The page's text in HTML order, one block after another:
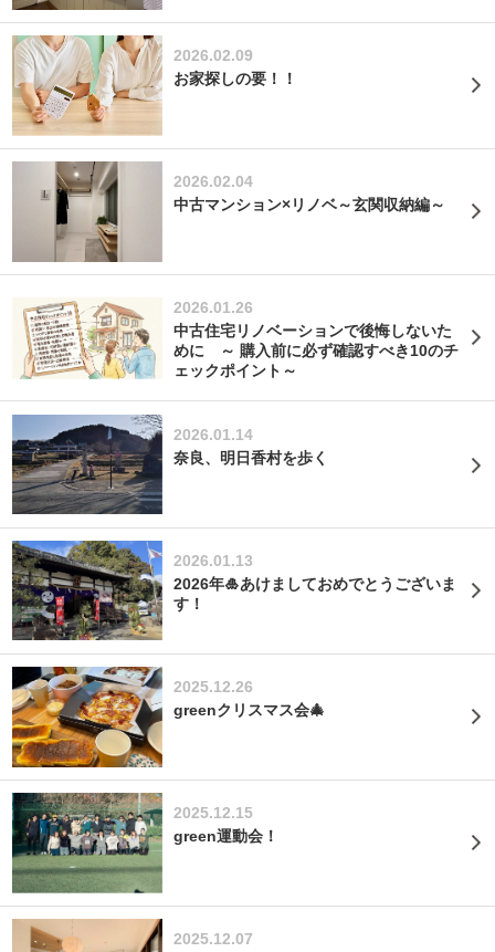
2026.02.09
お家探しの要！！
2026.02.04
中古マンション×リノベ～玄関収納編～
2026.01.26
中古住宅リノベーションで後悔しないた
めに ～ 購入前に必ず確認すべき10のチ
ェックポイント～
2026.01.14
奈良、明日香村を歩く
2026.01.13
2026年🎍あけましておめでとうございま
す！
2025.12.26
greenクリスマス会🎄
2025.12.15
green運動会！
2025.12.07